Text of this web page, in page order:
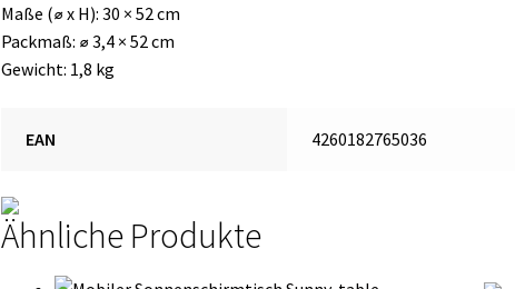
Maße (⌀ x H): 30 × 52 cm
Packmaß: ⌀ 3,4 × 52 cm
Gewicht: 1,8 kg
EAN 4260182765036
Ähnliche Produkte